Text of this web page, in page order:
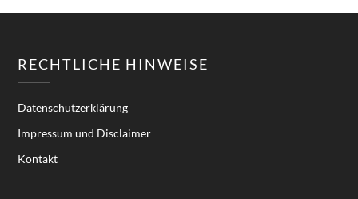
RECHTLICHE HINWEISE
Datenschutzerklärung
Impressum und Disclaimer
Kontakt